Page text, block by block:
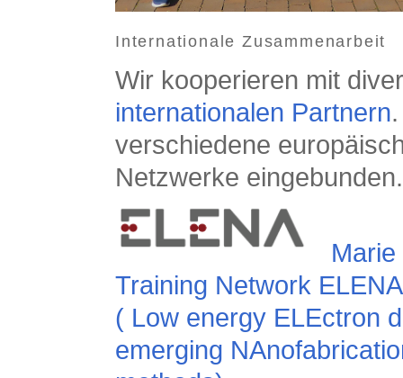
Internationale Zusammenarbeit
Wir kooperieren mit
internationalen Partnern
verschiedene
Netzwerke eingebunden.
Training Network ELENA
( Low energy ELEctron
emerging